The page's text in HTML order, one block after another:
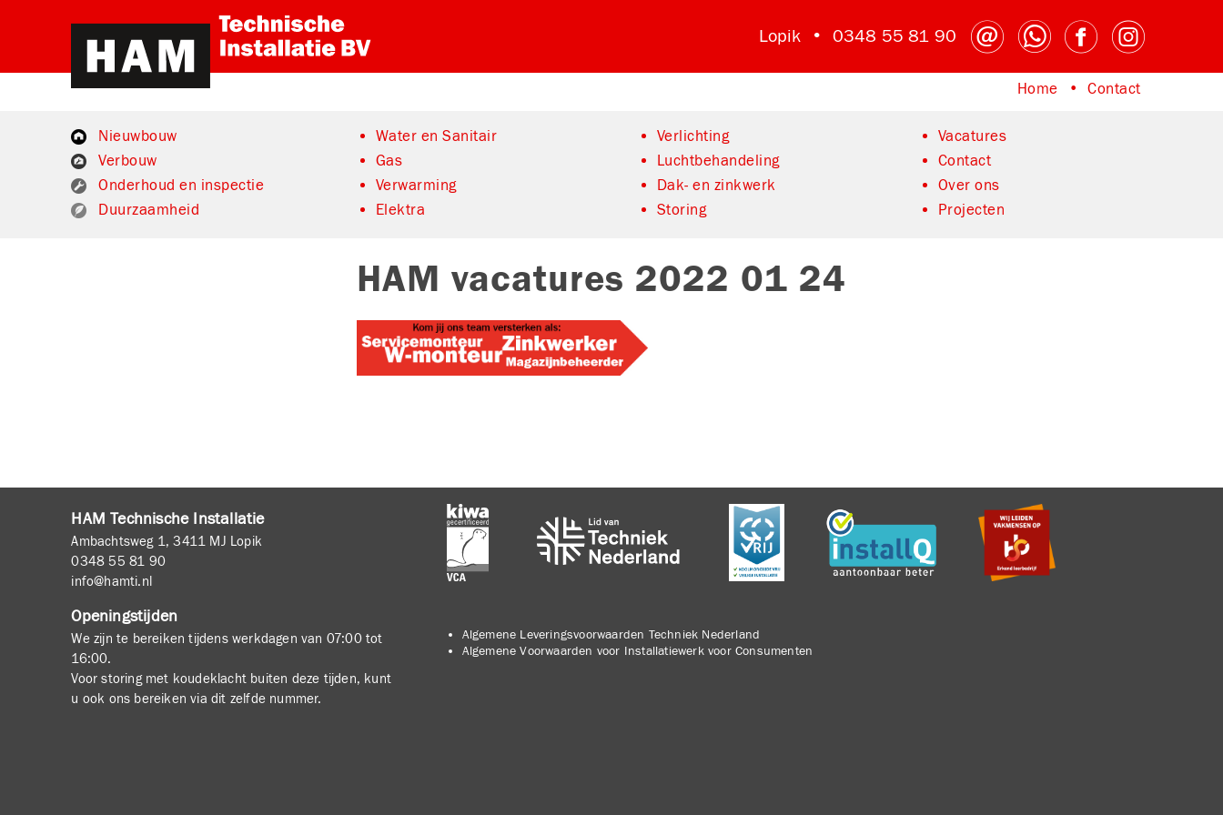
Lopik • 0348 55 81 90
Home Contact
Nieuwbouw
Verbouw
Onderhoud en inspectie
Duurzaamheid
Water en Sanitair
Gas
Verwarming
Elektra
Verlichting
Luchtbehandeling
Dak- en zinkwerk
Storing
Vacatures
Contact
Over ons
Projecten
HAM vacatures 2022 01 24
HAM Technische Installatie
Ambachtsweg 1, 3411 MJ Lopik
0348 55 81 90
info@hamti.nl
Openingstijden
We zijn te bereiken tijdens werkdagen van 07:00 tot
16:00.
Voor storing met koudeklacht buiten deze tijden, kunt
u ook ons bereiken via dit zelfde nummer.
Algemene Leveringsvoorwaarden Techniek Nederland
Algemene Voorwaarden voor Installatiewerk voor Consumenten